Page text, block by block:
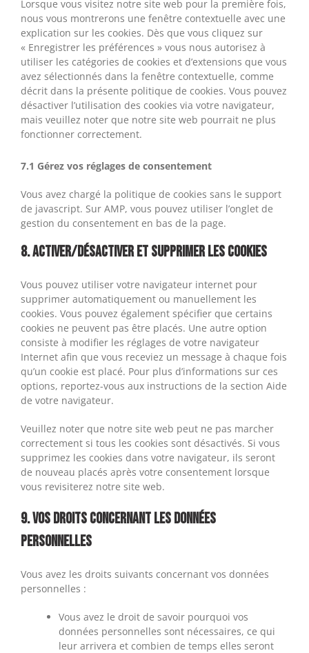
Lorsque vous visitez notre site web pour la première fois,
nous vous montrerons une fenêtre contextuelle avec une
explication sur les cookies. Dès que vous cliquez sur
« Enregistrer les préférences » vous nous autorisez à
utiliser les catégories de cookies et d’extensions que vous
avez sélectionnés dans la fenêtre contextuelle, comme
décrit dans la présente politique de cookies. Vous pouvez
désactiver l’utilisation des cookies via votre navigateur,
mais veuillez noter que notre site web pourrait ne plus
fonctionner correctement.
7.1 Gérez vos réglages de consentement
Vous avez chargé la politique de cookies sans le support
de javascript. Sur AMP, vous pouvez utiliser l’onglet de
gestion du consentement en bas de la page.
8. Activer/désactiver et supprimer les cookies
Vous pouvez utiliser votre navigateur internet pour
supprimer automatiquement ou manuellement les
cookies. Vous pouvez également spécifier que certains
cookies ne peuvent pas être placés. Une autre option
consiste à modifier les réglages de votre navigateur
Internet afin que vous receviez un message à chaque fois
qu’un cookie est placé. Pour plus d’informations sur ces
options, reportez-vous aux instructions de la section Aide
de votre navigateur.
Veuillez noter que notre site web peut ne pas marcher
correctement si tous les cookies sont désactivés. Si vous
supprimez les cookies dans votre navigateur, ils seront
de nouveau placés après votre consentement lorsque
vous revisiterez notre site web.
9. Vos droits concernant les données
personnelles
Vous avez les droits suivants concernant vos données
personnelles :
Vous avez le droit de savoir pourquoi vos
données personnelles sont nécessaires, ce qui
leur arrivera et combien de temps elles seront